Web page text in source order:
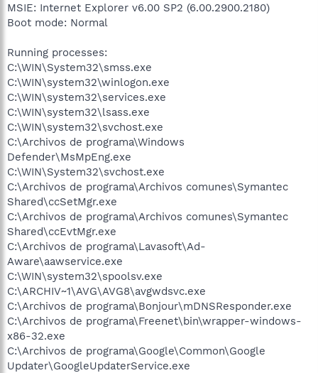
MSIE: Internet Explorer v6.00 SP2 (6.00.2900.2180)
Boot mode: Normal
Running processes:
C:\WIN\System32\smss.exe
C:\WIN\system32\winlogon.exe
C:\WIN\system32\services.exe
C:\WIN\system32\lsass.exe
C:\WIN\system32\svchost.exe
C:\Archivos de programa\Windows
Defender\MsMpEng.exe
C:\WIN\System32\svchost.exe
C:\Archivos de programa\Archivos comunes\Symantec
Shared\ccSetMgr.exe
C:\Archivos de programa\Archivos comunes\Symantec
Shared\ccEvtMgr.exe
C:\Archivos de programa\Lavasoft\Ad-
Aware\aawservice.exe
C:\WIN\system32\spoolsv.exe
C:\ARCHIV~1\AVG\AVG8\avgwdsvc.exe
C:\Archivos de programa\Bonjour\mDNSResponder.exe
C:\Archivos de programa\Freenet\bin\wrapper-windows-
x86-32.exe
C:\Archivos de programa\Google\Common\Google
Updater\GoogleUpdaterService.exe